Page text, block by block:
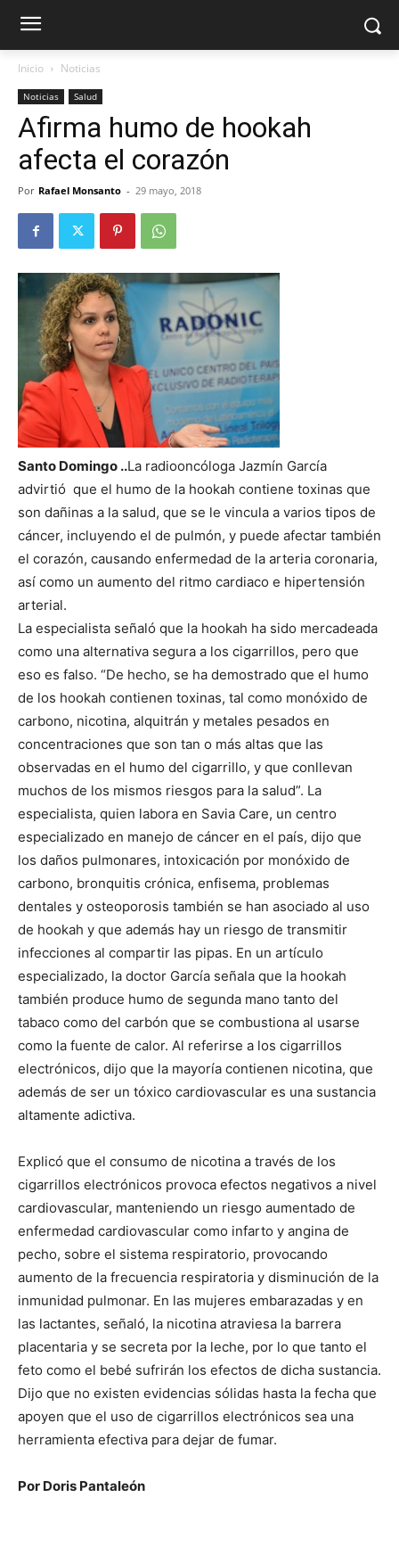
Inicio Noticias
Noticias Salud
Afirma humo de hookah
afecta el corazón
Por Rafael Monsanto - 29 mayo, 2018
Santo Domingo ..La radiooncóloga Jazmín García
advirtió que el humo de la hookah contiene toxinas que
son dañinas a la salud, que se le vincula a varios tipos de
cáncer, incluyendo el de pulmón, y puede afectar también
el corazón, causando enfermedad de la arteria coronaria,
así como un aumento del ritmo cardiaco e hipertensión
arterial.
La especialista señaló que la hookah ha sido mercadeada
como una alternativa segura a los cigarrillos, pero que
eso es falso. “De hecho, se ha demostrado que el humo
de los hookah contienen toxinas, tal como monóxido de
carbono, nicotina, alquitrán y metales pesados en
concentraciones que son tan o más altas que las
observadas en el humo del cigarrillo, y que conllevan
muchos de los mismos riesgos para la salud”. La
especialista, quien labora en Savia Care, un centro
especializado en manejo de cáncer en el país, dijo que
los daños pulmonares, intoxicación por monóxido de
carbono, bronquitis crónica, enfisema, problemas
dentales y osteoporosis también se han asociado al uso
de hookah y que además hay un riesgo de transmitir
infecciones al compartir las pipas. En un artículo
especializado, la doctor García señala que la hookah
también produce humo de segunda mano tanto del
tabaco como del carbón que se combustiona al usarse
como la fuente de calor. Al referirse a los cigarrillos
electrónicos, dijo que la mayoría contienen nicotina, que
además de ser un tóxico cardiovascular es una sustancia
altamente adictiva.
Explicó que el consumo de nicotina a través de los
cigarrillos electrónicos provoca efectos negativos a nivel
cardiovascular, manteniendo un riesgo aumentado de
enfermedad cardiovascular como infarto y angina de
pecho, sobre el sistema respiratorio, provocando
aumento de la frecuencia respiratoria y disminución de la
inmunidad pulmonar. En las mujeres embarazadas y en
las lactantes, señaló, la nicotina atraviesa la barrera
placentaria y se secreta por la leche, por lo que tanto el
feto como el bebé sufrirán los efectos de dicha sustancia.
Dijo que no existen evidencias sólidas hasta la fecha que
apoyen que el uso de cigarrillos electrónicos sea una
herramienta efectiva para dejar de fumar.
Por Doris Pantaleón